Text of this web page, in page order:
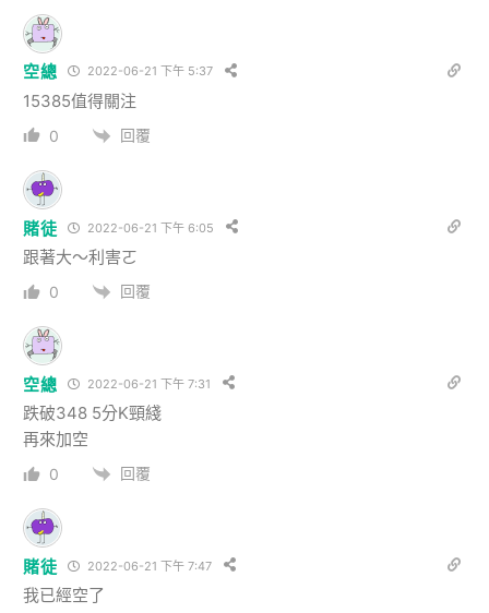
空總 2022-06-21 下午 5:37
15385值得關注
0 回覆
賭徒 2022-06-21 下午 6:05
跟著大～利害ㄛ
0 回覆
空總 2022-06-21 下午 7:31
跌破348 5分K頸綫
再來加空
0 回覆
賭徒 2022-06-21 下午 7:47
我已經空了